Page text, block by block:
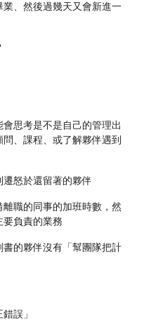
、然後過幾天又會新進一
思考是不是自己的管理出
、課程、或了解夥伴遇到
怒於還留著的夥伴
職的同事的加班時數，然
負責的業務
的夥伴沒有「幫團隊把計
誤」